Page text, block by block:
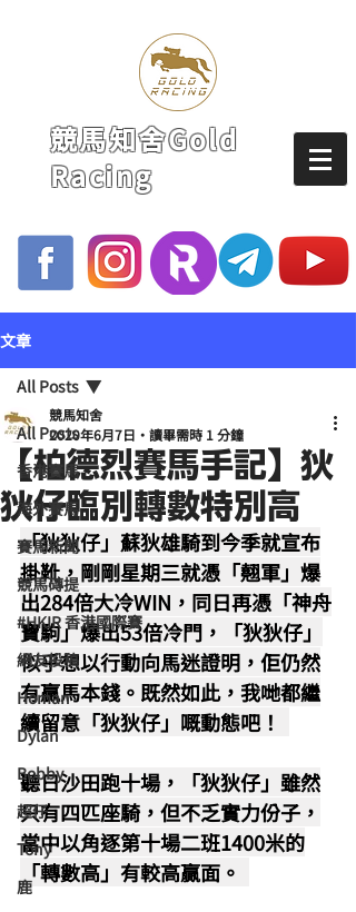
競馬知舍Gold
Racing
文章
All Posts
香港賽馬
海外賽馬
賽馬新聞
競馬磚提
#HKIR 香港國際賽
網友投稿
Homan
Dylan
Bobby
超仔
Tony
鹿
All Posts
【柏德烈賽馬手記】狄
狄仔臨別轉數特別高
競馬知舍
2020年6月7日
讀畢需時 1 分鐘
「狄狄仔」蘇狄雄騎到今季就宣布
掛靴，剛剛星期三就憑「翹軍」爆
出284倍大冷WIN，同日再憑「神舟
寶駒」爆出53倍冷門，「狄狄仔」
似乎想以行動向馬迷證明，佢仍然
有贏馬本錢。既然如此，我哋都繼
續留意「狄狄仔」嘅動態吧！
聽日沙田跑十場，「狄狄仔」雖然
只有四匹座騎，但不乏實力份子，
當中以角逐第十場二班1400米的
「轉數高」有較高贏面。